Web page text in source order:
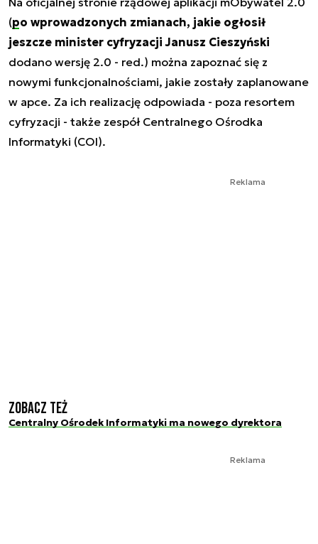
(po wprowadzonych zmianach, jakie ogłosił
jeszcze minister cyfryzacji Janusz Cieszyński
dodano wersję 2.0 - red.) można zapoznać się z
nowymi funkcjonalnościami, jakie zostały zaplanowane
w apce. Za ich realizację odpowiada - poza resortem
cyfryzacji - także zespół Centralnego Ośrodka
Informatyki (COI).
Reklama
Zobacz też
Centralny Ośrodek Informatyki ma nowego dyrektora
Reklama